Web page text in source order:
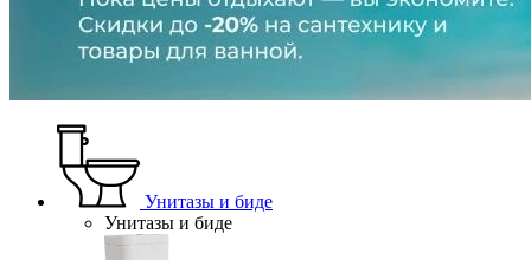
Унитазы и биде
Унитазы и биде